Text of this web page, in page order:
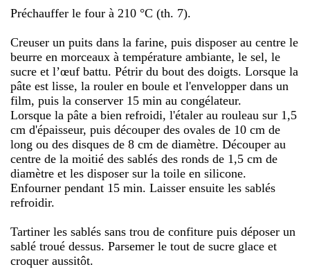
Préchauffer le four à 210 °C (th. 7).
Creuser un puits dans la farine, puis disposer au centre le
beurre en morceaux à température ambiante, le sel, le
sucre et l’œuf battu. Pétrir du bout des doigts. Lorsque la
pâte est lisse, la rouler en boule et l'envelopper dans un
film, puis la conserver 15 min au congélateur.
Lorsque la pâte a bien refroidi, l'étaler au rouleau sur 1,5
cm d'épaisseur, puis découper des ovales de 10 cm de
long ou des disques de 8 cm de diamètre. Découper au
centre de la moitié des sablés des ronds de 1,5 cm de
diamètre et les disposer sur la toile en silicone.
Enfourner pendant 15 min. Laisser ensuite les sablés
refroidir.
Tartiner les sablés sans trou de confiture puis déposer un
sablé troué dessus. Parsemer le tout de sucre glace et
croquer aussitôt.